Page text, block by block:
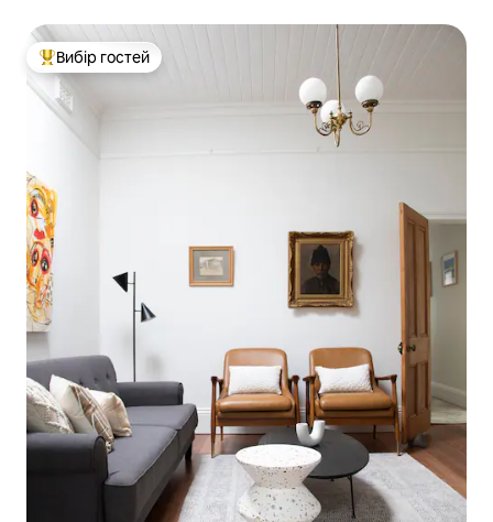
Топ вибір гостей
Вибір гостей